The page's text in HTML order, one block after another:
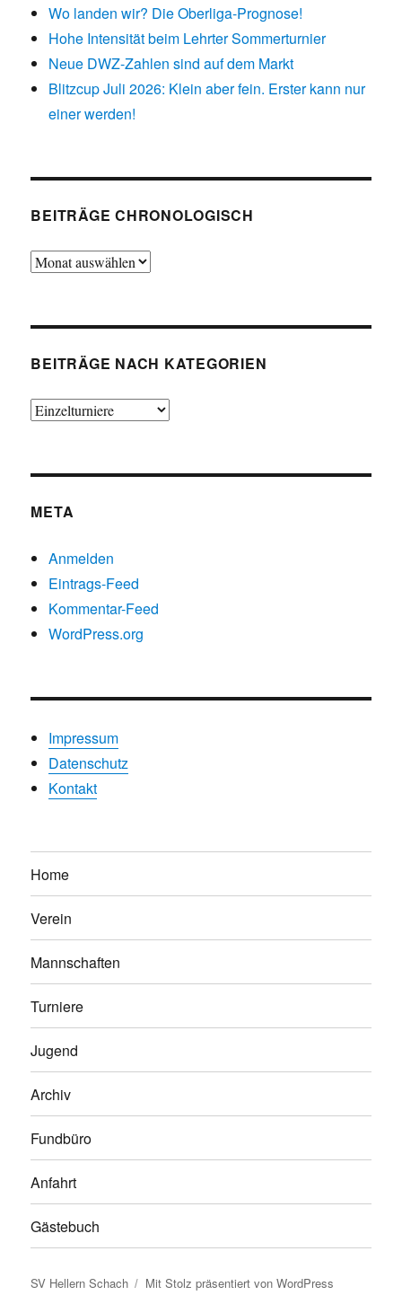
Wo landen wir? Die Oberliga-Prognose!
Hohe Intensität beim Lehrter Sommerturnier
Neue DWZ-Zahlen sind auf dem Markt
Blitzcup Juli 2026: Klein aber fein. Erster kann nur
einer werden!
BEITRÄGE CHRONOLOGISCH
Beiträge
BEITRÄGE NACH KATEGORIEN
Beiträge
META
Anmelden
Eintrags-Feed
Kommentar-Feed
WordPress.org
Impressum
Datenschutz
Kontakt
Home
Verein
Mannschaften
Turniere
Jugend
Archiv
Fundbüro
Anfahrt
Gästebuch
SV Hellern Schach Mit Stolz präsentiert von WordPress